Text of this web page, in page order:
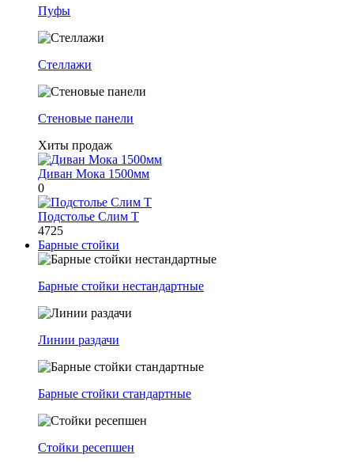
Пуфы
Стеллажи
Стеновые панели
Хиты продаж
Диван Мока 1500мм
0
Подстолье Слим Т
4725
Барные стойки
Барные стойки нестандартные
Линии раздачи
Барные стойки стандартные
Стойки ресепшен